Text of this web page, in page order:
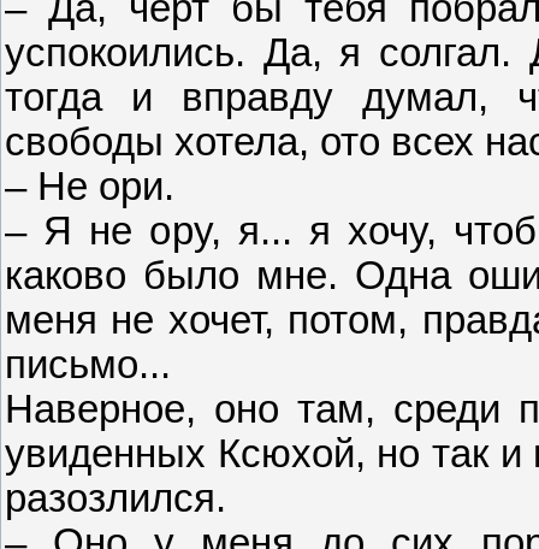
– Да, черт бы тебя
успокоились. Да, я
тогда и вправду
свободы хотела, ото всех
– Не ори.
– Я не ору, я... я хочу,
каково было мне. Одна
меня не хочет, потом,
письмо...
Наверное, оно там, среди
увиденных Ксюхой, но так и
разозлился.